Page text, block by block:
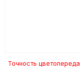
Точность